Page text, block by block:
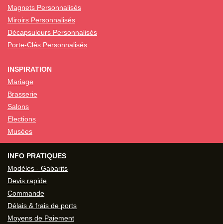
Magnets Personnalisés
Miroirs Personnalisés
Décapsuleurs Personnalisés
Porte-Clés Personnalisés
INSPIRATION
Mariage
Brasserie
Salons
Elections
Musées
INFO PRATIQUES
Modèles - Gabarits
Devis rapide
Commande
Délais & frais de ports
Moyens de Paiement